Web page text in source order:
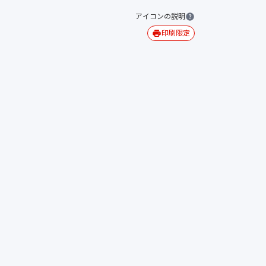
アイコンの説明
印刷限定